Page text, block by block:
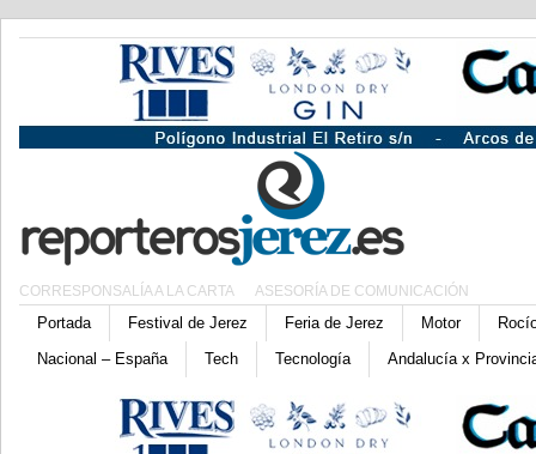
CORRESPONSALÍA A LA CARTA ASESORÍA DE COMUNICACIÓN
Portada Festival de Jerez Feria de Jerez Motor
Nacional – España
Tech Tecnología Andalucía x